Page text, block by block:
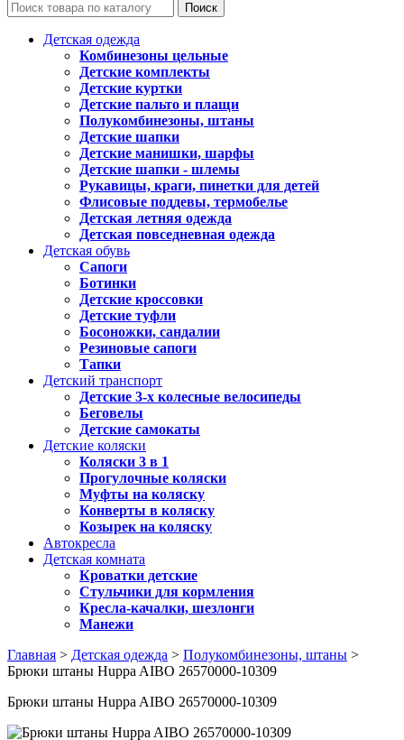
Поиск
Детская одежда
Комбинезоны цельные
Детские комплекты
Детские куртки
Детские пальто и плащи
Полукомбинезоны, штаны
Детские шапки
Детские манишки, шарфы
Детские шапки - шлемы
Рукавицы, краги, пинетки для детей
Флисовые поддевы, термобелье
Детская летняя одежда
Детская повседневная одежда
Детская обувь
Сапоги
Ботинки
Детские кроссовки
Детские туфли
Босоножки, сандалии
Резиновые сапоги
Тапки
Детский транспорт
Детские 3-х колесные велосипеды
Беговелы
Детские самокаты
Детские коляски
Коляски 3 в 1
Прогулочные коляски
Муфты на коляску
Конверты в коляску
Козырек на коляску
Автокресла
Детская комната
Кроватки детские
Стульчики для кормления
Кресла-качалки, шезлонги
Манежи
Главная > Детская одежда > Полукомбинезоны, штаны >
Брюки штаны Huppa AIBO 26570000-10309
Брюки штаны Huppa AIBO 26570000-10309